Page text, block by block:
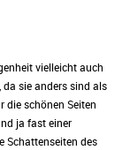
vielleicht auch
da sie anders sind als
die schönen Seiten
ja fast einer
Schattenseiten des